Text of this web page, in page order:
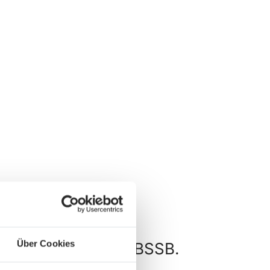
Über Cookies
Wettkämpfe im BSSB.